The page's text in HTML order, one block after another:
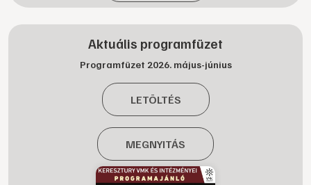
Aktuális programfüzet
Programfüzet 2026. május-június
LETÖLTÉS
MEGNYITÁS